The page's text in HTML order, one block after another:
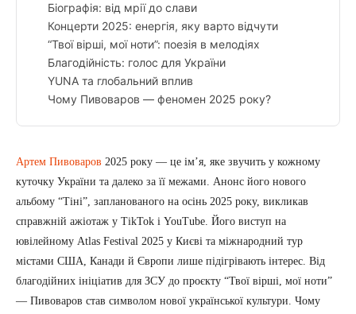
Біографія: від мрії до слави
Концерти 2025: енергія, яку варто відчути
“Твої вірші, мої ноти”: поезія в мелодіях
Благодійність: голос для України
YUNA та глобальний вплив
Чому Пивоваров — феномен 2025 року?
Артем Пивоваров 2025 року — це ім’я, яке звучить у кожному
куточку України та далеко за її межами. Анонс його нового
альбому “Тіні”, запланованого на осінь 2025 року, викликав
справжній ажіотаж у TikTok і YouTube. Його виступ на
ювілейному Atlas Festival 2025 у Києві та міжнародний тур
містами США, Канади й Європи лише підігрівають інтерес. Від
благодійних ініціатив для ЗСУ до проєкту “Твої вірші, мої ноти”
— Пивоваров став символом нової української культури. Чому